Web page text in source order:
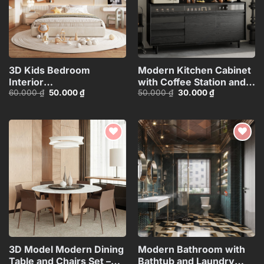
3D Kids Bedroom
Interior
Model_ID107567671
60.000₫ Giá
50.000₫Giá
hiện
50.000 ₫.
Modern Kitchen Cabinet
with Coffee Station and
Appliances – 3D
50.000₫ Giá
30.000₫Giá
hiện
30.000 ₫.
Add to
3D Model Modern Dining
Table and Chairs Set –
Add to
wishlist
Modern Bathroom with
Bathtub and Laundry